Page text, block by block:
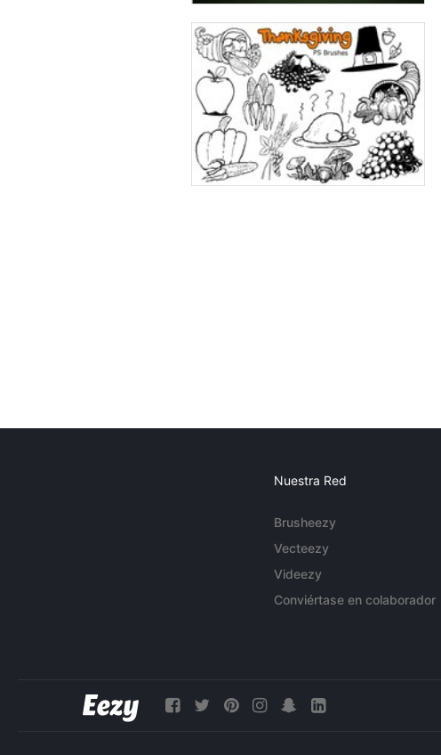
Nuestra Red
Brusheezy
Vecteezy
Videezy
Conviértase en colaborador